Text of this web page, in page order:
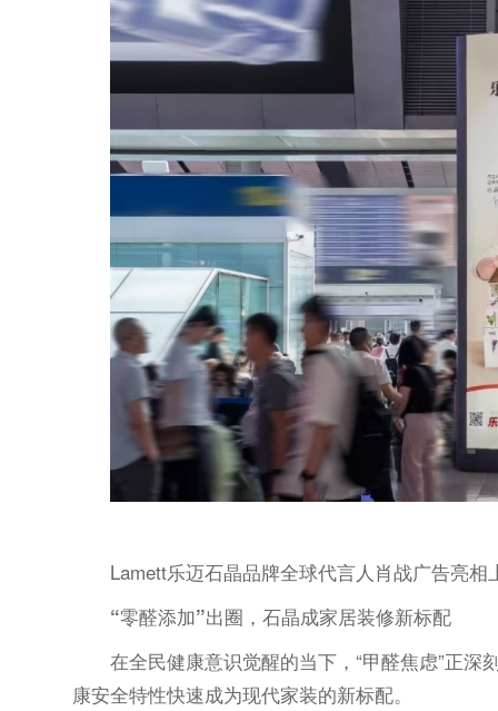
Lamett乐迈石晶品牌全球代言人肖战广告亮相
“零醛添加”出圈，石晶成家居装修新标配
在全民健康意识觉醒的当下，“甲醛焦虑”正
康安全特性快速成为现代家装的新标配。